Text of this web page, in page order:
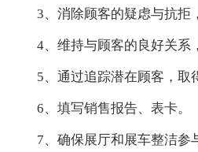
3、消除顾客的疑虑与抗拒
4、维持与顾客的良好关系
5、通过追踪潜在顾客，取
6、填写销售报告、表卡。
7、确保展厅和展车整洁参